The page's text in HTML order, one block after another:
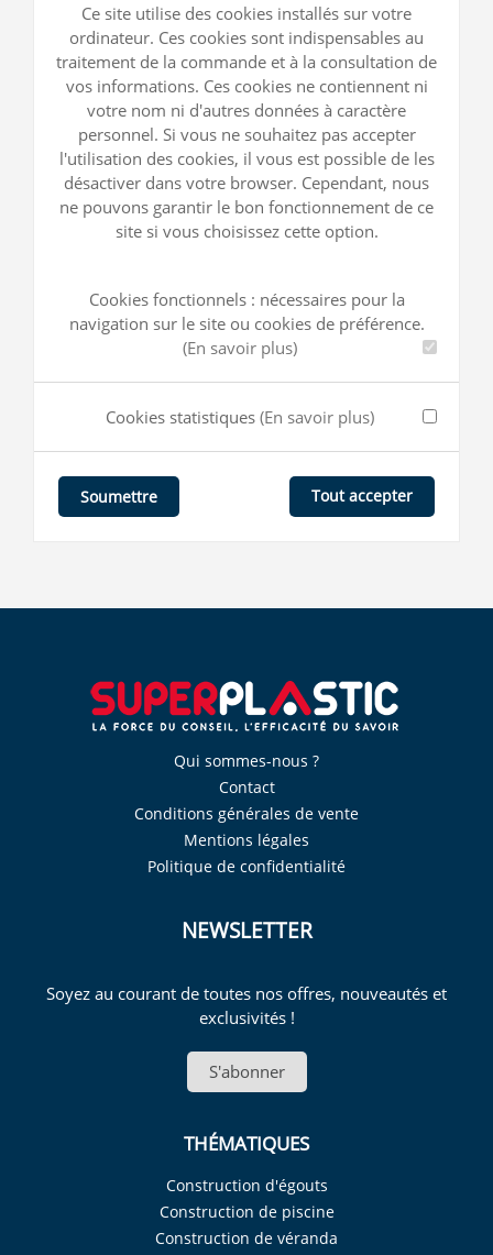
Ce site utilise des cookies installés sur votre
ordinateur. Ces cookies sont indispensables au
traitement de la commande et à la consultation de
vos informations. Ces cookies ne contiennent ni
votre nom ni d'autres données à caractère
personnel. Si vous ne souhaitez pas accepter
l'utilisation des cookies, il vous est possible de les
désactiver dans votre browser. Cependant, nous
ne pouvons garantir le bon fonctionnement de ce
site si vous choisissez cette option.
Cookies fonctionnels : nécessaires pour la
navigation sur le site ou cookies de préférence.
(En savoir plus)
Cookies statistiques (En savoir plus)
Soumettre Tout accepter
Qui sommes-nous ?
Contact
Conditions générales de vente
Mentions légales
Politique de confidentialité
NEWSLETTER
Soyez au courant de toutes nos offres, nouveautés et
exclusivités !
S'abonner
THÉMATIQUES
Construction d'égouts
Construction de piscine
Construction de véranda